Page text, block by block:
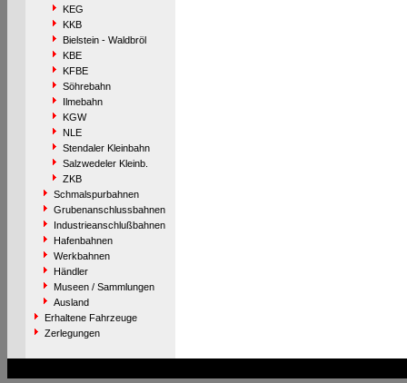
KEG
KKB
Bielstein - Waldbröl
KBE
KFBE
Söhrebahn
Ilmebahn
KGW
NLE
Stendaler Kleinbahn
Salzwedeler Kleinb.
ZKB
Schmalspurbahnen
Grubenanschlussbahnen
Industrieanschlußbahnen
Hafenbahnen
Werkbahnen
Händler
Museen / Sammlungen
Ausland
Erhaltene Fahrzeuge
Zerlegungen